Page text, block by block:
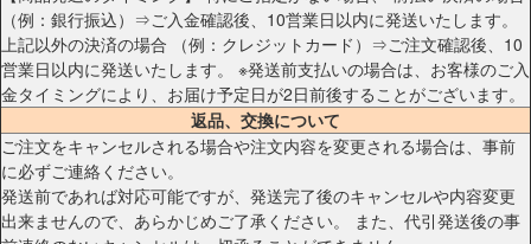
（例：銀行振込）⇒ご入金確認後、10営業日以内に発送いたします。
上記以外の決済の場合 （例：クレジットカード）⇒ご注文確認後、10
営業日以内に発送いたします。 ※発送前支払いの場合は、お客様のご入
金タイミングにより、お届け予定日が2日前後することがございます。
返品、交換について
ご注文をキャンセルされる場合や注文内容を変更される場合は、事前
に必ずご連絡ください。
発送前であれば対応可能ですが、発送完了後のキャンセルや内容変更
出来ませんので、あらかじめご了承ください。 また、代引発送後の事